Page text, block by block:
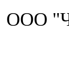
ООО